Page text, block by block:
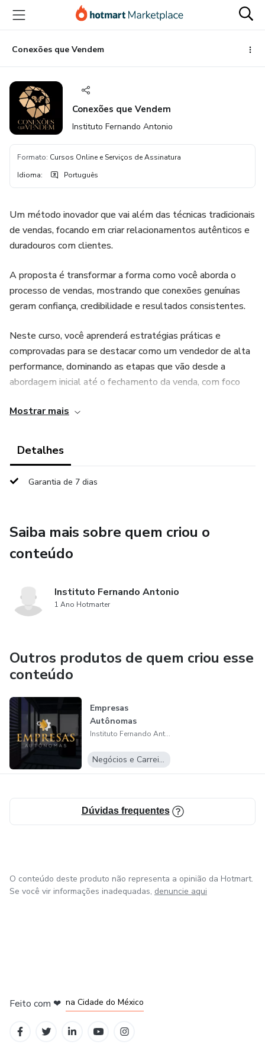
para
conteúdo
principal
para
pagamento
para
rodapéConexões que Vendem
Conexões que Vendem
Instituto Fernando Antonio
Formato: Cursos Online e Serviços de Assinatura
Idioma: Português
Um método inovador que vai além das técnicas tradicionais
de vendas, focando em criar relacionamentos autênticos e
duradouros com clientes.
A proposta é transformar a forma como você aborda o
processo de vendas, mostrando que conexões genuínas
geram confiança, credibilidade e resultados consistentes.
Neste curso, você aprenderá estratégias práticas e
comprovadas para se destacar como um vendedor de alta
performance, dominando as etapas que vão desde a
abordagem inicial até o fechamento da venda, com foco
Mostrar mais
Detalhes
Garantia de 7 dias
Saiba mais sobre quem criou o
conteúdo
Instituto Fernando Antonio
1 Ano Hotmarter
Outros produtos de quem criou esse
conteúdo
Empresas
Autônomas
Instituto Fernando Antonio
Negócios e Carreira
Dúvidas frequentes
O conteúdo deste produto não representa a opinião da Hotmart.
Se você vir informações inadequadas, denuncie aqui
Feito com ❤ na Cidade do México